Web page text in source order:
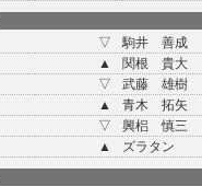
▽
駒井 善成
▲
関根 貴大
▽
武藤 雄樹
▲
青木 拓矢
▽
興梠 慎三
▲
ズラタン